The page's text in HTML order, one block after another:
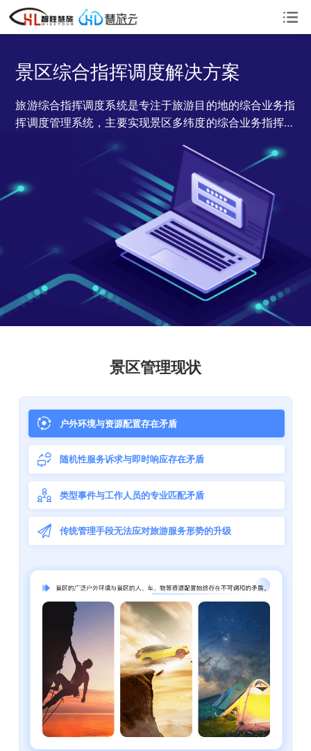
景区综合指挥调度解决方案
旅游综合指挥调度系统是专注于旅游目的地的综合业务指
挥调度管理系统，主要实现景区多纬度的综合业务指挥调
效率监测等功能。
景区管理现状
户外环境与资源配置存在矛盾
随机性服务诉求与即时响应存在矛盾
类型事件与工作人员的专业匹配矛盾
传统管理手段无法应对旅游服务形势的升级